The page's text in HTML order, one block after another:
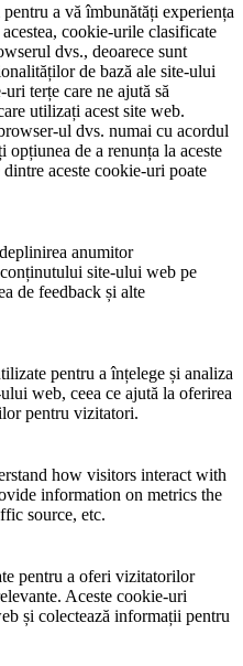
a vă îmbunătăți experiența
cookie-urile clasificate
dvs., deoarece sunt
de bază ale site-ului
terțe care ne ajută să
utilizați acest site web.
ul dvs. numai cu acordul
opțiunea de a renunța la aceste
aceste cookie-uri poate
anumitor
site-ului web pe
de feedback și alte
pentru a înțelege și analiza
web, ceea ce ajută la oferirea
pentru vizitatori.
how visitors interact with
information on metrics the
source, etc.
pentru a oferi vizitatorilor
Aceste cookie-uri
și colectează informații pentru